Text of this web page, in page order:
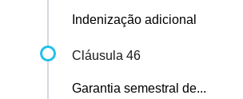
Indenização adicional
Cláusula 46
Garantia semestral de...